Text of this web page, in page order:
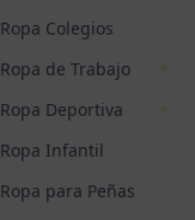
Ropa Colegios
Ropa de Trabajo
Ropa Deportiva
Ropa Infantil
Ropa para Peñas